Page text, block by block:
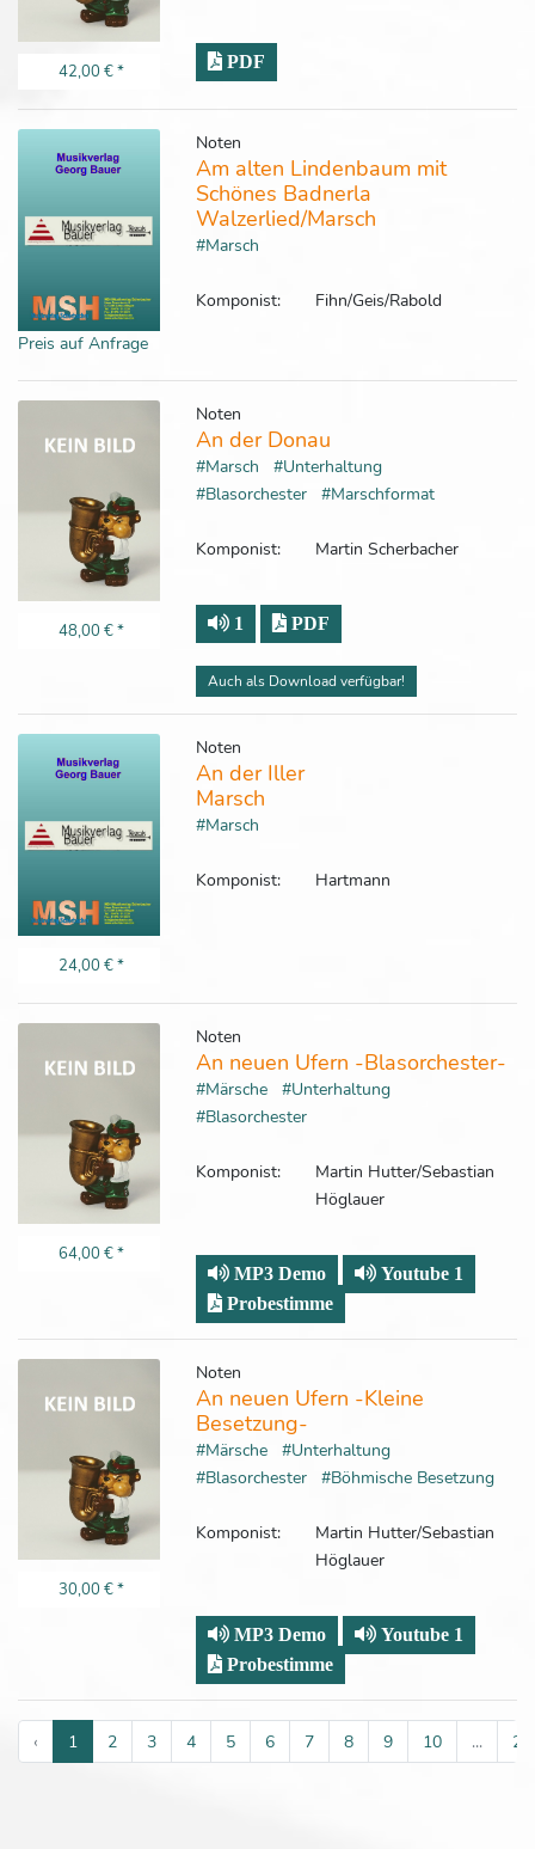
42,00 €*
PDF
Preis auf Anfrage
Noten
Am alten Lindenbaum mit
Schönes Badnerla
Walzerlied/Marsch
#Marsch
Komponist: Fihn/Geis/Rabold
48,00 €*
Noten
An der Donau
#Marsch
#Unterhaltung
#Blasorchester
#Marschformat
Komponist: Martin Scherbacher
1 PDF
Auch als Download verfügbar!
24,00 €*
Noten
An der Iller
Marsch
#Marsch
Komponist: Hartmann
64,00 €*
Noten
An neuen Ufern -Blasorchester-
#Märsche
#Unterhaltung
#Blasorchester
Komponist:
Martin Hutter/Sebastian
Höglauer
MP3 Demo
Youtube 1
Probestimme
30,00 €*
Noten
An neuen Ufern -Kleine
Besetzung-
#Märsche
#Unterhaltung
#Blasorchester
#Böhmische Besetzung
Komponist:
Martin Hutter/Sebastian
Höglauer
MP3 Demo
Youtube 1
Probestimme
‹ 1 2 3 4 5 6 7 8 9 10 ... 26